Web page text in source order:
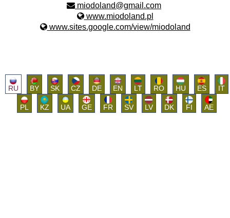
miodoland@gmail.com
www.miodoland.pl
www.sites.google.com/view/miodoland
RU BY SK CZ DE EN LT RO HU ES IT
PL KZ UA GE FR SV LV DK FI AE